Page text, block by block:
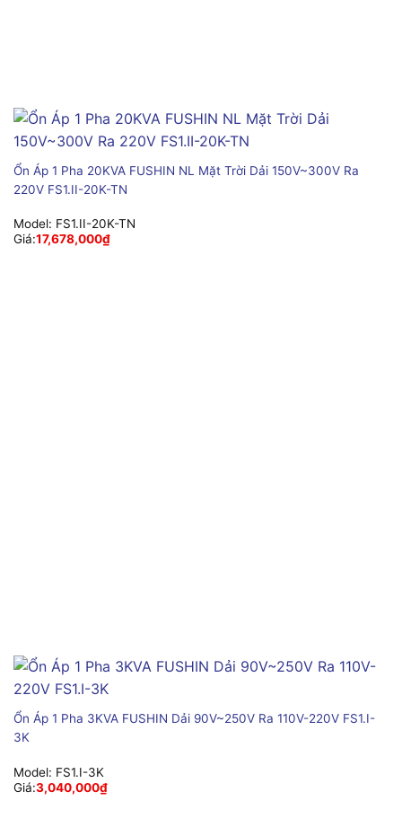
Ổn Áp 1 Pha 20KVA FUSHIN NL Mặt Trời Dải 150V~300V Ra
220V FS1.II-20K-TN
Model: FS1.II-20K-TN
Giá:17,678,000₫
Ổn Áp 1 Pha 3KVA FUSHIN Dải 90V~250V Ra 110V-220V FS1.I-
3K
Model: FS1.I-3K
Giá:3,040,000₫